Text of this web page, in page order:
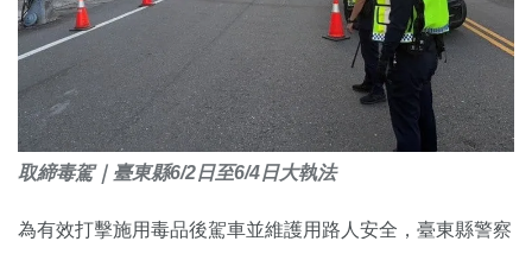
取締毒駕｜臺東縣6/2日至6/4日大執法
為有效打擊施用毒品後駕車並維護用路人安全，臺東縣警察